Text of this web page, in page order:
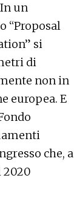
un
“Proposal
si
di
non in
europea. E
che, a
2020